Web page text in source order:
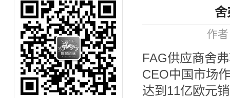
舍
作
FAG供应商舍
CEO中国市场
达到11亿欧元